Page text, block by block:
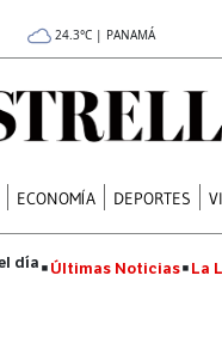
24.3°C | PANAMÁ
ECONOMÍA DEPORTES
Últimas Noticias La